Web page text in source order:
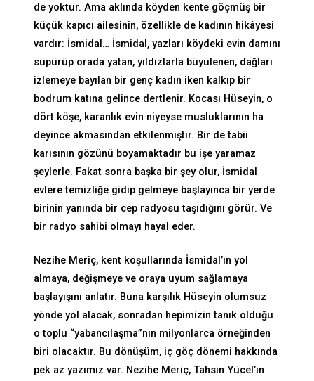
de yoktur. Ama aklında köyden kente göçmüş bir
küçük kapıcı ailesinin, özellikle de kadının hikâyesi
vardır: İsmidal… İsmidal, yazları köydeki evin damını
süpürüp orada yatan, yıldızlarla büyülenen, dağları
izlemeye bayılan bir genç kadın iken kalkıp bir
bodrum katına gelince dertlenir. Kocası Hüseyin, o
dört köşe, karanlık evin niyeyse musluklarının ha
deyince akmasından etkilenmiştir. Bir de tabii
karısının gözünü boyamaktadır bu işe yaramaz
şeylerle. Fakat sonra başka bir şey olur, İsmidal
evlere temizliğe gidip gelmeye başlayınca bir yerde
birinin yanında bir cep radyosu taşıdığını görür. Ve
bir radyo sahibi olmayı hayal eder.
Nezihe Meriç, kent koşullarında İsmidal’ın yol
almaya, değişmeye ve oraya uyum sağlamaya
başlayışını anlatır. Buna karşılık Hüseyin olumsuz
yönde yol alacak, sonradan hepimizin tanık olduğu
o toplu “yabancılaşma”nın milyonlarca örneğinden
biri olacaktır. Bu dönüşüm, iç göç dönemi hakkında
pek az yazımız var. Nezihe Meriç, Tahsin Yücel’in